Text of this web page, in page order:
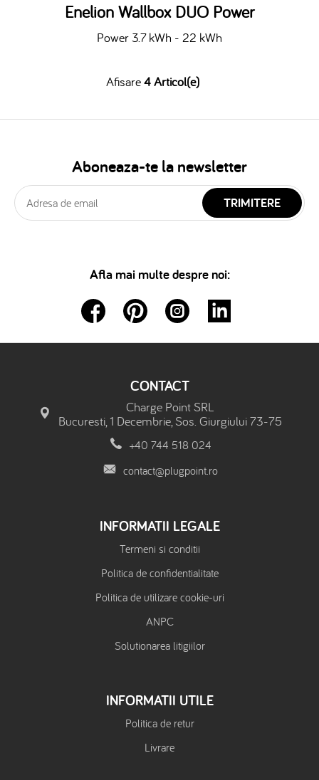
Enelion Wallbox DUO Power
Power 3.7 kWh - 22 kWh
Afisare4 Articol(e)
Aboneaza-te la newsletter
TRIMITERE
Afla mai multe despre noi:
CONTACT
Charge Point SRL
Bucuresti, 1 Decembrie, Sos. Giurgiului 73-75
+40 744 518 024
contact@plugpoint.ro
INFORMATII LEGALE
Termeni si conditii
Politica de confidentialitate
Politica de utilizare cookie-uri
ANPC
Solutionarea litigiilor
INFORMATII UTILE
Politica de retur
Livrare